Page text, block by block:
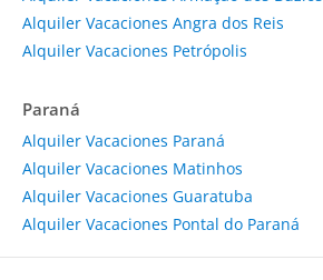
Alquiler Vacaciones Angra dos Reis
Alquiler Vacaciones Petrópolis
Paraná
Alquiler Vacaciones Paraná
Alquiler Vacaciones Matinhos
Alquiler Vacaciones Guaratuba
Alquiler Vacaciones Pontal do Paraná